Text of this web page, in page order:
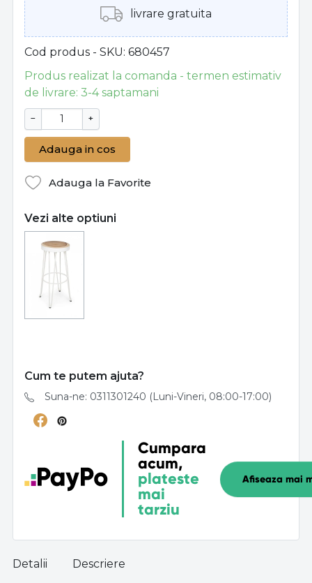
livrare gratuita
Cod produs - SKU 680457
Produs realizat la comanda - termen estimativ
de livrare: 3-4 saptamani
− +
Adauga in cos
Adauga la Favorite
Vezi alte optiuni
Cum te putem ajuta?
Suna-ne: 0311301240 (Luni-Vineri, 08:00-17:00)
Cumpara
acum,
plateste
mai
tarziu
Afiseaza mai
Detalii Descriere